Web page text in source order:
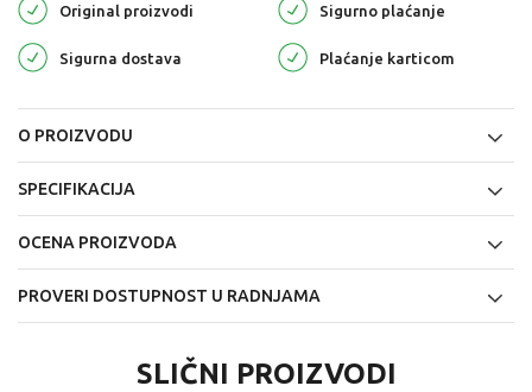
Original proizvodi Sigurno plaćanje
Sigurna dostava Plaćanje karticom
O PROIZVODU
SPECIFIKACIJA
OCENA PROIZVODA
PROVERI DOSTUPNOST U RADNJAMA
SLIČNI PROIZVODI